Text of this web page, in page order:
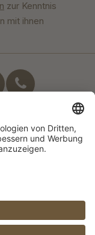
zur Kenntnis
mit ihnen